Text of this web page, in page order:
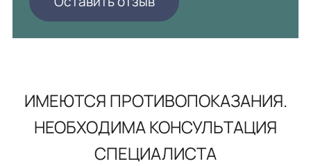
ИМЕЮТСЯ ПРОТИВОПОКАЗАНИЯ.
НЕОБХОДИМА КОНСУЛЬТАЦИЯ
СПЕЦИАЛИСТА